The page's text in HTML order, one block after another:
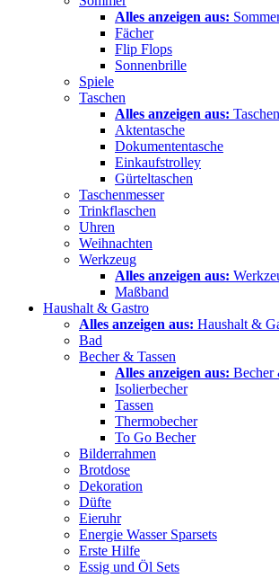
Alles anzeigen aus:
Fächer
Flip Flops
Sonnenbrille
Spiele
Taschen
Alles anzeigen aus: Taschen
Aktentasche
Dokumententasche
Einkaufstrolley
Gürteltaschen
Taschenmesser
Trinkflaschen
Uhren
Weihnachten
Werkzeug
Alles anzeigen aus:
Maßband
Haushalt & Gastro
Alles anzeigen aus: Haushalt &
Bad
Becher & Tassen
Alles anzeigen aus: Becher
Isolierbecher
Tassen
Thermobecher
To Go Becher
Bilderrahmen
Brotdose
Dekoration
Düfte
Eieruhr
Energie Wasser Sparsets
Erste Hilfe
Essig und Öl Sets